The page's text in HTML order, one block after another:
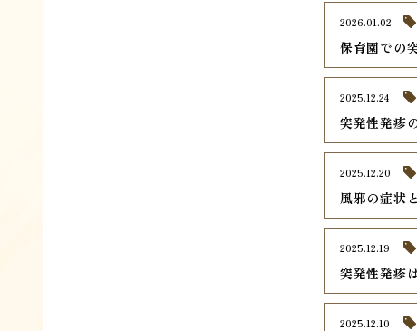
保育園での
2026.01.02
突発性発疹
2025.12.24
風邪の症状
2025.12.20
突発性発疹
2025.12.19
2025.12.10